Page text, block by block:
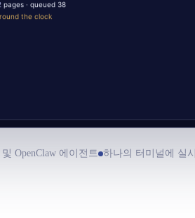
pages · queued 38
the clock
OpenClaw 에이전트 하나의 터미널에 실